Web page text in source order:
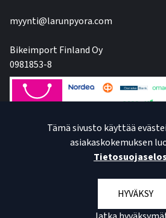
myynti@larunpyora.com
Bikeimport Finland Oy
0981853-8
Tämä sivusto käyttää
asiakaskokemuksen
HYVÄKSY